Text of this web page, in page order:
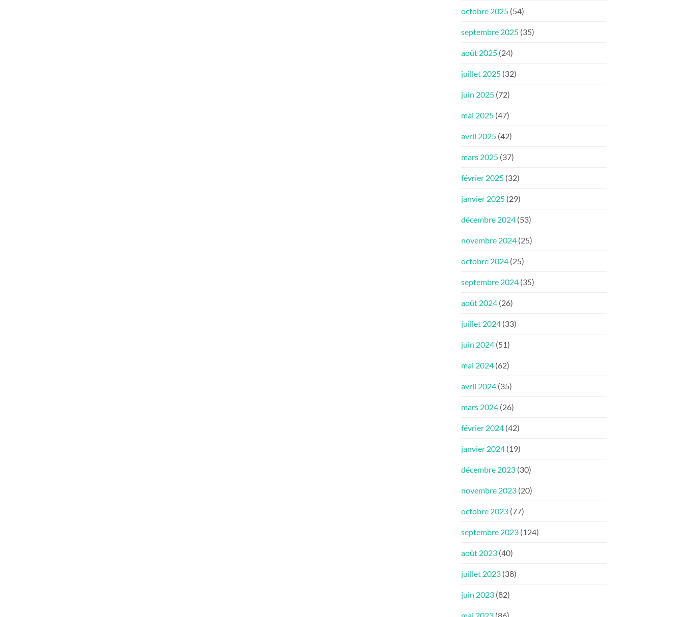
octobre 2025 (54)
septembre 2025 (35)
août 2025 (24)
juillet 2025 (32)
juin 2025 (72)
mai 2025 (47)
avril 2025 (42)
mars 2025 (37)
février 2025 (32)
janvier 2025 (29)
décembre 2024 (53)
novembre 2024 (25)
octobre 2024 (25)
septembre 2024 (35)
août 2024 (26)
juillet 2024 (33)
juin 2024 (51)
mai 2024 (62)
avril 2024 (35)
mars 2024 (26)
février 2024 (42)
janvier 2024 (19)
décembre 2023 (30)
novembre 2023 (20)
octobre 2023 (77)
septembre 2023 (124)
août 2023 (40)
juillet 2023 (38)
juin 2023 (82)
mai 2023 (86)